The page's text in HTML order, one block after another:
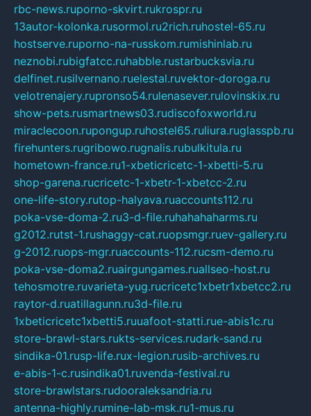
rbc-news.ruporno-skvirt.rukrospr.ru
13autor-kolonka.rusormol.ru2rich.ruhostel-65.ru
hostserve.ruporno-na-russkom.rumishinlab.ru
neznobi.rubigfatcc.ruhabble.rustarbucksvia.ru
delfinet.rusilvernano.ruelestal.ruvektor-doroga.ru
velotrenajery.rupronso54.rulenasever.rulovinskix.ru
show-pets.rusmartnews03.rudiscofoxworld.ru
miraclecoon.rupongup.ruhostel65.ruliura.ruglasspb.ru
firehunters.rugribowo.rugnalis.rubulkitula.ru
hometown-france.ru1-xbeticricetc-1-xbetti-5.ru
shop-garena.rucricetc-1-xbetr-1-xbetcc-2.ru
one-life-story.rutop-halyava.ruaccounts112.ru
poka-vse-doma-2.ru3-d-file.ruhahahaharms.ru
g2012.rutst-1.rushaggy-cat.ruopsmgr.ruev-gallery.ru
g-2012.ruops-mgr.ruaccounts-112.rucsm-demo.ru
poka-vse-doma2.ruairgungames.ruallseo-host.ru
tehosmotre.ruvarieta-yug.rucricetc1xbetr1xbetcc2.ru
raytor-d.ruatillagunn.ru3d-file.ru
1xbeticricetc1xbetti5.ruuafoot-statti.rue-abis1c.ru
store-brawl-stars.rukts-services.rudark-sand.ru
sindika-01.rusp-life.rux-legion.rusib-archives.ru
e-abis-1-c.rusindika01.ruvenda-festival.ru
store-brawlstars.rudooraleksandria.ru
antenna-highly.rumine-lab-msk.ru1-mus.ru